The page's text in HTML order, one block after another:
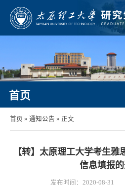
首页
首页 » 通知公告 » 正文
【转】太原理工大学考生雅
信息填报的
发布时间：2020-08-31